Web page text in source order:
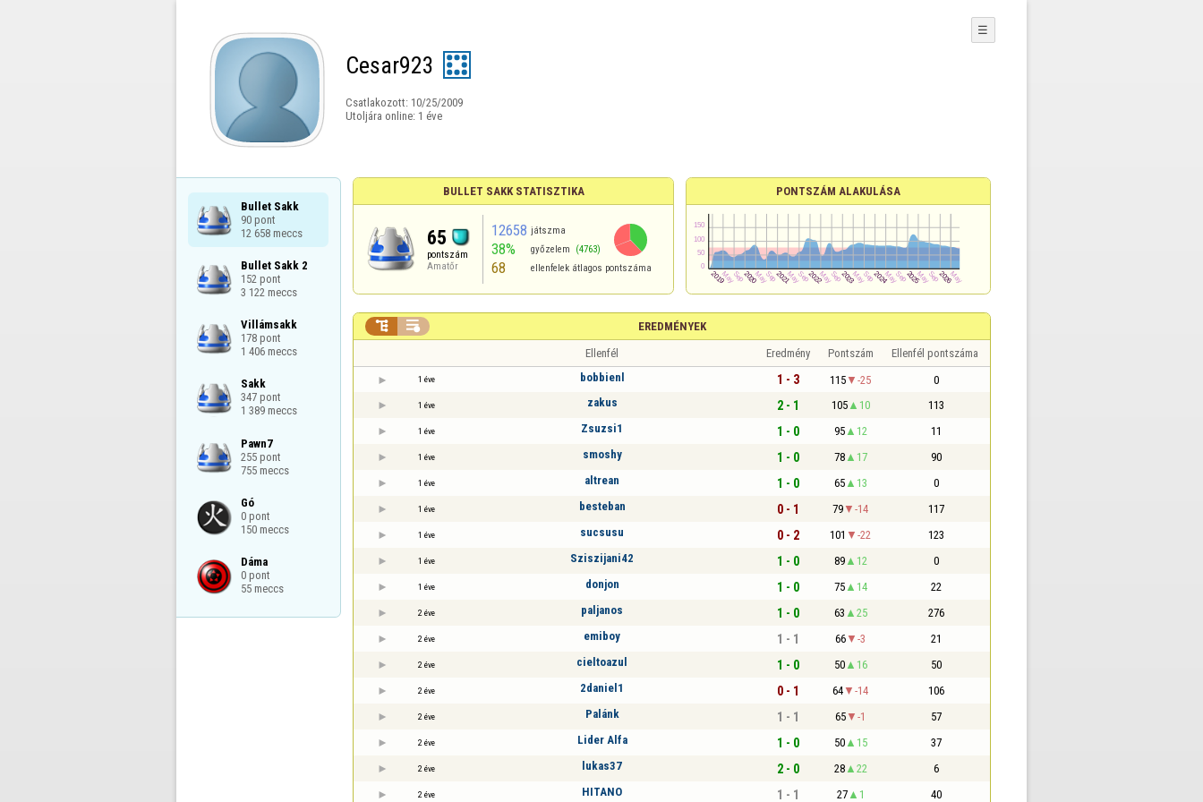
Cesar923
Csatlakozott: 10/25/2009
Utoljára online: 1 éve
☰
Bullet Sakk
90 pont
12 658 meccs
Bullet Sakk 2
152 pont
3 122 meccs
Villámsakk
178 pont
1 406 meccs
Sakk
347 pont
1 389 meccs
Pawn7
255 pont
755 meccs
Gó
0 pont
150 meccs
Dáma
0 pont
55 meccs
BULLET SAKK STATISZTIKA
65
pontszám
Amatőr
12658 játszma
38% győzelem (4763)
68 ellenfelek átlagos pontszáma
PONTSZÁM ALAKULÁSA
EREDMÉNYEK
 
Ellenfél Eredmény Pontszám Ellenfél pontszáma
1 éve bobbienl 1 - 3 115 -25 0
1 éve zakus 2 - 1 105 10 113
1 éve Zsuzsi1 1 - 0 95 12 11
1 éve smoshy 1 - 0 78 17 90
1 éve altrean 1 - 0 65 13 0
1 éve besteban 0 - 1 79 -14 117
1 éve sucsusu 0 - 2 101 -22 123
1 éve Sziszijani42 1 - 0 89 12 0
1 éve donjon 1 - 0 75 14 22
2 éve paljanos 1 - 0 63 25 276
2 éve emiboy 1 - 1 66 -3 21
2 éve cieltoazul 1 - 0 50 16 50
2 éve 2daniel1 0 - 1 64 -14 106
2 éve Palánk 1 - 1 65 -1 57
2 éve Lider Alfa 1 - 0 50 15 37
2 éve lukas37 2 - 0 28 22 6
2 éve HITANO 1 - 1 27 1 40